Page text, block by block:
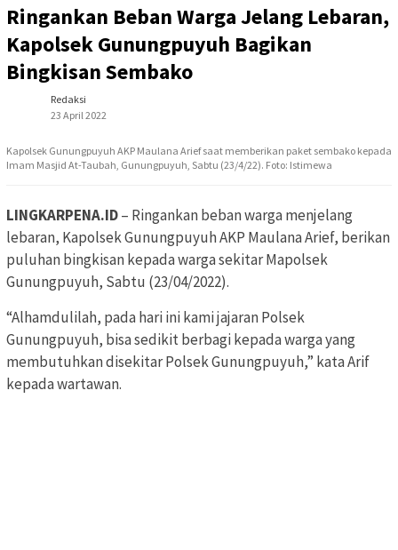
Ringankan Beban Warga Jelang Lebaran,
Kapolsek Gunungpuyuh Bagikan
Bingkisan Sembako
Redaksi
23 April 2022
Kapolsek Gunungpuyuh AKP Maulana Arief saat memberikan paket sembako kepada
Imam Masjid At-Taubah, Gunungpuyuh, Sabtu (23/4/22). Foto: Istimewa
LINGKARPENA.ID– Ringankan beban warga menjelang
lebaran, Kapolsek Gunungpuyuh AKP Maulana Arief, berikan
puluhan bingkisan kepada warga sekitar Mapolsek
Gunungpuyuh, Sabtu (23/04/2022).
“Alhamdulilah, pada hari ini kami jajaran Polsek
Gunungpuyuh, bisa sedikit berbagi kepada warga yang
membutuhkan disekitar Polsek Gunungpuyuh,” kata Arif
kepada wartawan.